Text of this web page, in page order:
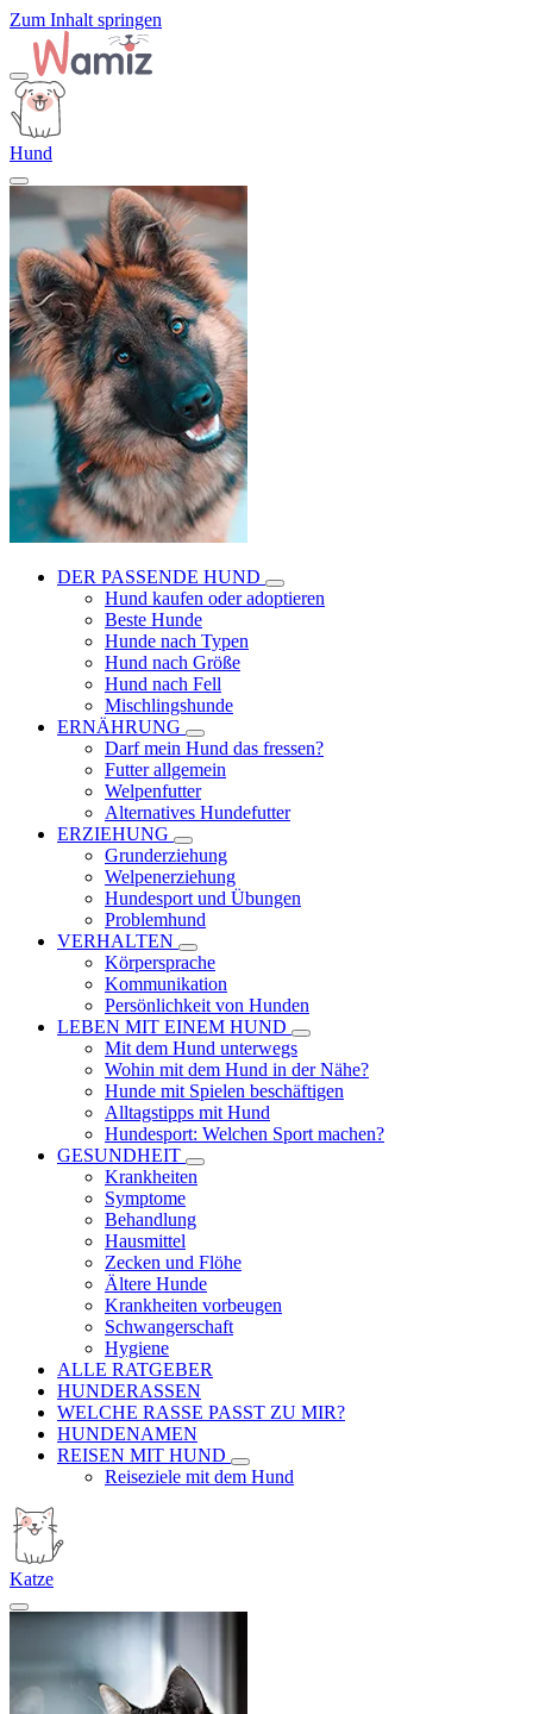
Zum Inhalt springen
Hund
DER PASSENDE HUND
Hund kaufen oder adoptieren
Beste Hunde
Hunde nach Typen
Hund nach Größe
Hund nach Fell
Mischlingshunde
ERNÄHRUNG
Darf mein Hund das fressen?
Futter allgemein
Welpenfutter
Alternatives Hundefutter
ERZIEHUNG
Grunderziehung
Welpenerziehung
Hundesport und Übungen
Problemhund
VERHALTEN
Körpersprache
Kommunikation
Persönlichkeit von Hunden
LEBEN MIT EINEM HUND
Mit dem Hund unterwegs
Wohin mit dem Hund in der Nähe?
Hunde mit Spielen beschäftigen
Alltagstipps mit Hund
Hundesport: Welchen Sport machen?
GESUNDHEIT
Krankheiten
Symptome
Behandlung
Hausmittel
Zecken und Flöhe
Ältere Hunde
Krankheiten vorbeugen
Schwangerschaft
Hygiene
ALLE RATGEBER
HUNDERASSEN
WELCHE RASSE PASST ZU MIR?
HUNDENAMEN
REISEN MIT HUND
Reiseziele mit dem Hund
Katze